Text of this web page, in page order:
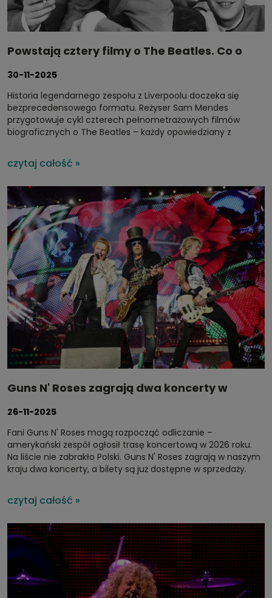
Powstają cztery filmy o The Beatles. Co o
30-11-2025
Historia legendarnego zespołu z Liverpoolu doczeka się
bezprecedensowego formatu. Reżyser Sam Mendes
przygotowuje cykl czterech pełnometrażowych filmów
biograficznych o The Beatles – każdy opowiedziany z
The Beatles i Apple Corps udzielili pełnych praw do historii
życia muzyków oraz ich legendarnego katalogu
czytaj całość »
Guns N' Roses zagrają dwa koncerty w
występu w Polsce!
26-11-2025
Fani Guns N' Roses mogą rozpocząć odliczanie –
amerykański zespół ogłosił trasę koncertową w 2026 roku.
Na liście nie zabrakło Polski. Guns N' Roses zagrają w naszym
kraju dwa koncerty, a bilety są już dostępne w sprzedaży.
czytaj całość »